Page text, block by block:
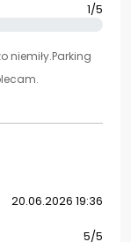
1/5
niemiły.Parking
20.06.2026 19:36
5/5